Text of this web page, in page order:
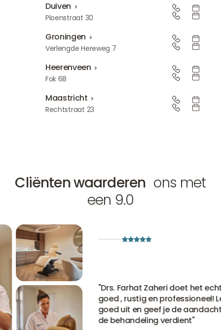
Duiven
Ploenstraat 30
Groningen
Groningen
Verlengde Hereweg 7
Heerenveen
Heerenveen
Fok 68
Maastricht
Maastricht
Rechtstraat 23
Cliënten waarderen ons met
een 9.0
Drs. Farhat Zaheri doet het echt
goed , rustig en professioneel! Legt
goed uit en geef je de aandacht
de behandeling verdient"